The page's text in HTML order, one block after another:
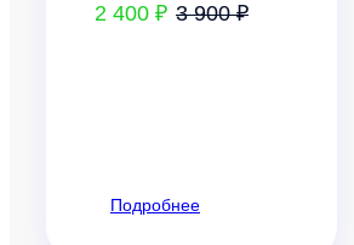
граждан,
2 400 ₽ 3 900 ₽
Подробнее